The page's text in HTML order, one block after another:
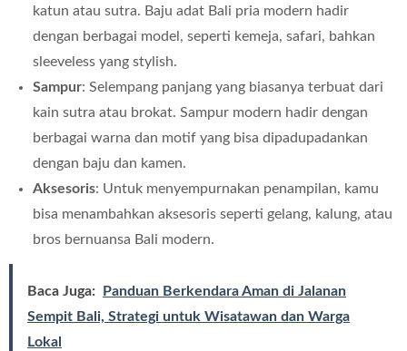
katun atau sutra. Baju adat Bali pria modern hadir
dengan berbagai model, seperti kemeja, safari, bahkan
sleeveless yang stylish.
Sampur: Selempang panjang yang biasanya terbuat dari
kain sutra atau brokat. Sampur modern hadir dengan
berbagai warna dan motif yang bisa dipadupadankan
dengan baju dan kamen.
Aksesoris: Untuk menyempurnakan penampilan, kamu
bisa menambahkan aksesoris seperti gelang, kalung, atau
bros bernuansa Bali modern.
Baca Juga:
Panduan Berkendara Aman di Jalanan
Sempit Bali, Strategi untuk Wisatawan dan Warga
Lokal